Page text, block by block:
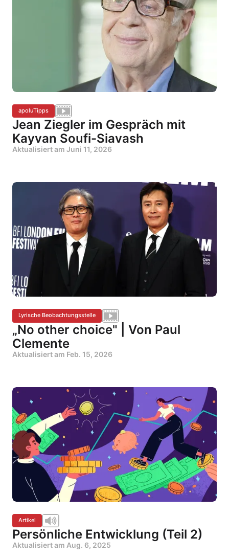
apoluTipps
Jean Ziegler im Gespräch mit
Kayvan Soufi-Siavash
Aktualisiert am Juni 11, 2026
Lyrische Beobachtungsstelle
„No other choice" | Von Paul
Clemente
Aktualisiert am Feb. 15, 2026
Artikel
Persönliche Entwicklung (Teil 2)
Aktualisiert am Aug. 6, 2025